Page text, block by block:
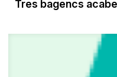
Tres bagencs